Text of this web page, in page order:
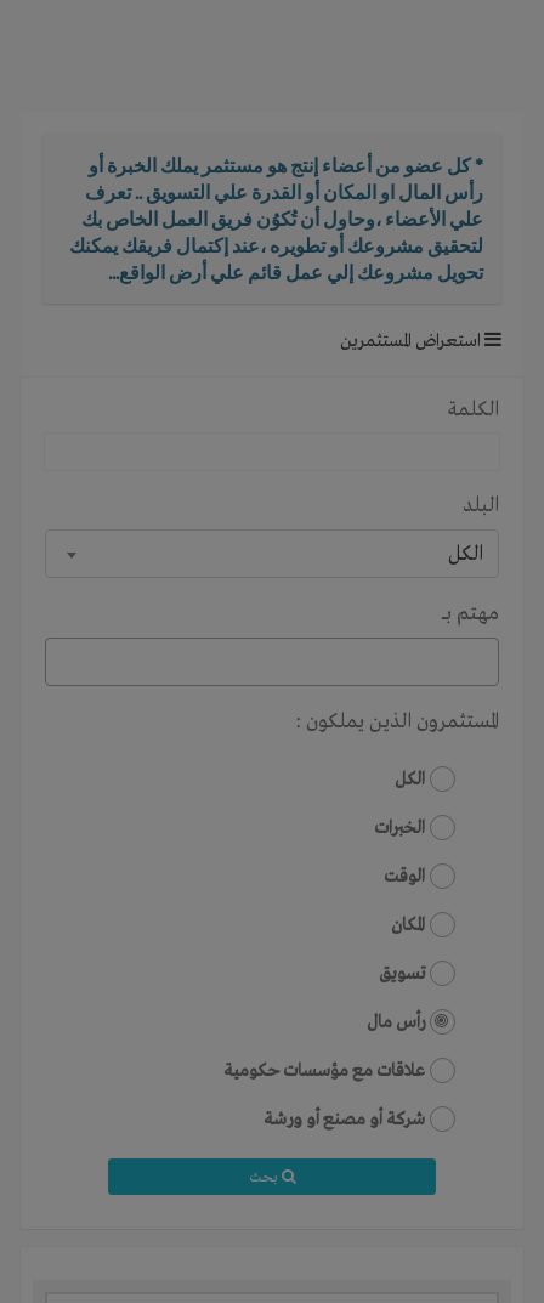
* كل عضو من أعضاء إنتج هو مستثمر يملك الخبرة أو
رأس المال او المكان أو القدرة علي التسويق .. تعرف
علي الأعضاء ،وحاول أن تُكوُن فريق العمل الخاص بك
لتحقيق مشروعك أو تطويره ،عند إكتمال فريقك يمكنك
تحويل مشروعك إلي عمل قائم علي أرض الواقع...
استعراض المستثمرين
الكلمة
البلد
الكل
مهتم بـــ
المستثمرون الذين يملكون :
الكل
الخبرات
الوقت
المكان
تسويق
رأس مال
علاقات مع مؤسسات حكومية
شركة أو مصنع أو ورشة